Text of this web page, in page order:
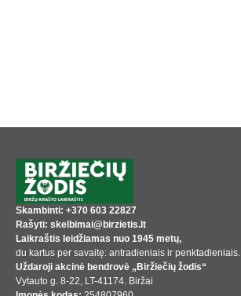
Skambinti: +370 603 22827
Rašyti: skelbimai@birzietis.lt
Laikraštis leidžiamas nuo 1945 metų,
du kartus per savaitę: antradieniais ir penktadieniais.
Uždaroji akcinė bendrovė „Biržiečių žodis“
Vytauto g. 8-22, LT-41174. Biržai